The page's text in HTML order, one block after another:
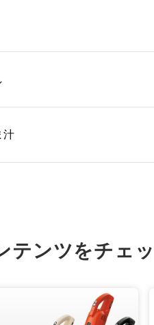
汁
テンツをチェッ